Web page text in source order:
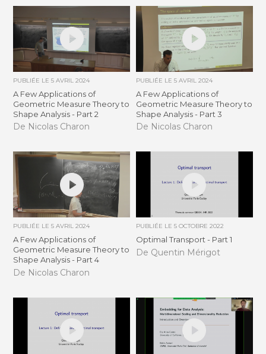
PUBLIÉE LE5 AVRIL 2024
A Few Applications of
Geometric Measure Theory to
Shape Analysis - Part 2
De Nicolas Charon
PUBLIÉE LE 5 AVRIL 2024
A Few Applications of
Geometric Measure Theory to
Shape Analysis - Part 3
De Nicolas Charon
PUBLIÉE LE5 AVRIL 2024
A Few Applications of
Geometric Measure Theory to
Shape Analysis - Part 4
De Nicolas Charon
PUBLIÉE LE 5 OCTOBRE 2022
Optimal Transport - Part 1
De Quentin Mérigot